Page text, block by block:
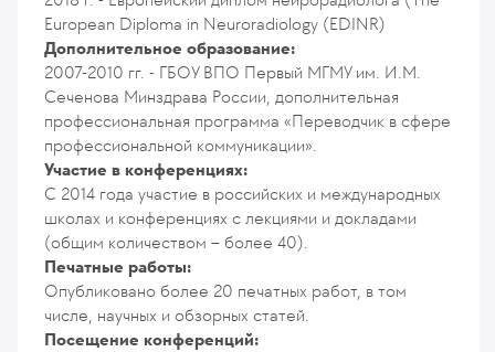
European Diploma in Neuroradiology (EDINR)
Дополнительное образование:
2007-2010 гг. - ГБОУ ВПО Первый МГМУ им. И.М.
Сеченова Минздрава России, дополнительная
профессиональная программа «Переводчик в сфере
профессиональной коммуникации».
Участие в конференциях:
C 2014 года участие в российских и международных
школах и конференциях с лекциями и докладами
(общим количеством – более 40).
Печатные работы:
Опубликовано более 20 печатных работ, в том
числе, научных и обзорных статей.
Посещение конференций: